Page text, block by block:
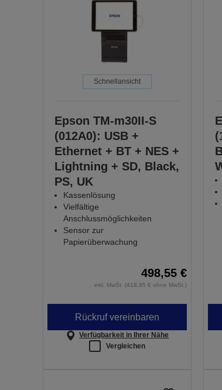
Schnellansicht
Epson TM-m30II-S
(012A0): USB +
Ethernet + BT + NES +
Lightning + SD, Black,
PS, UK
Kassenlösung
Vielfältige
Anschlussmöglichkeiten
Sensor zur
Papierüberwachung
498,55 €
inkl. MwSt. (418,95 € ohne MwSt.)
Rückruf vereinbaren
Verfügbarkeit in Ihrer Nähe
Vergleichen